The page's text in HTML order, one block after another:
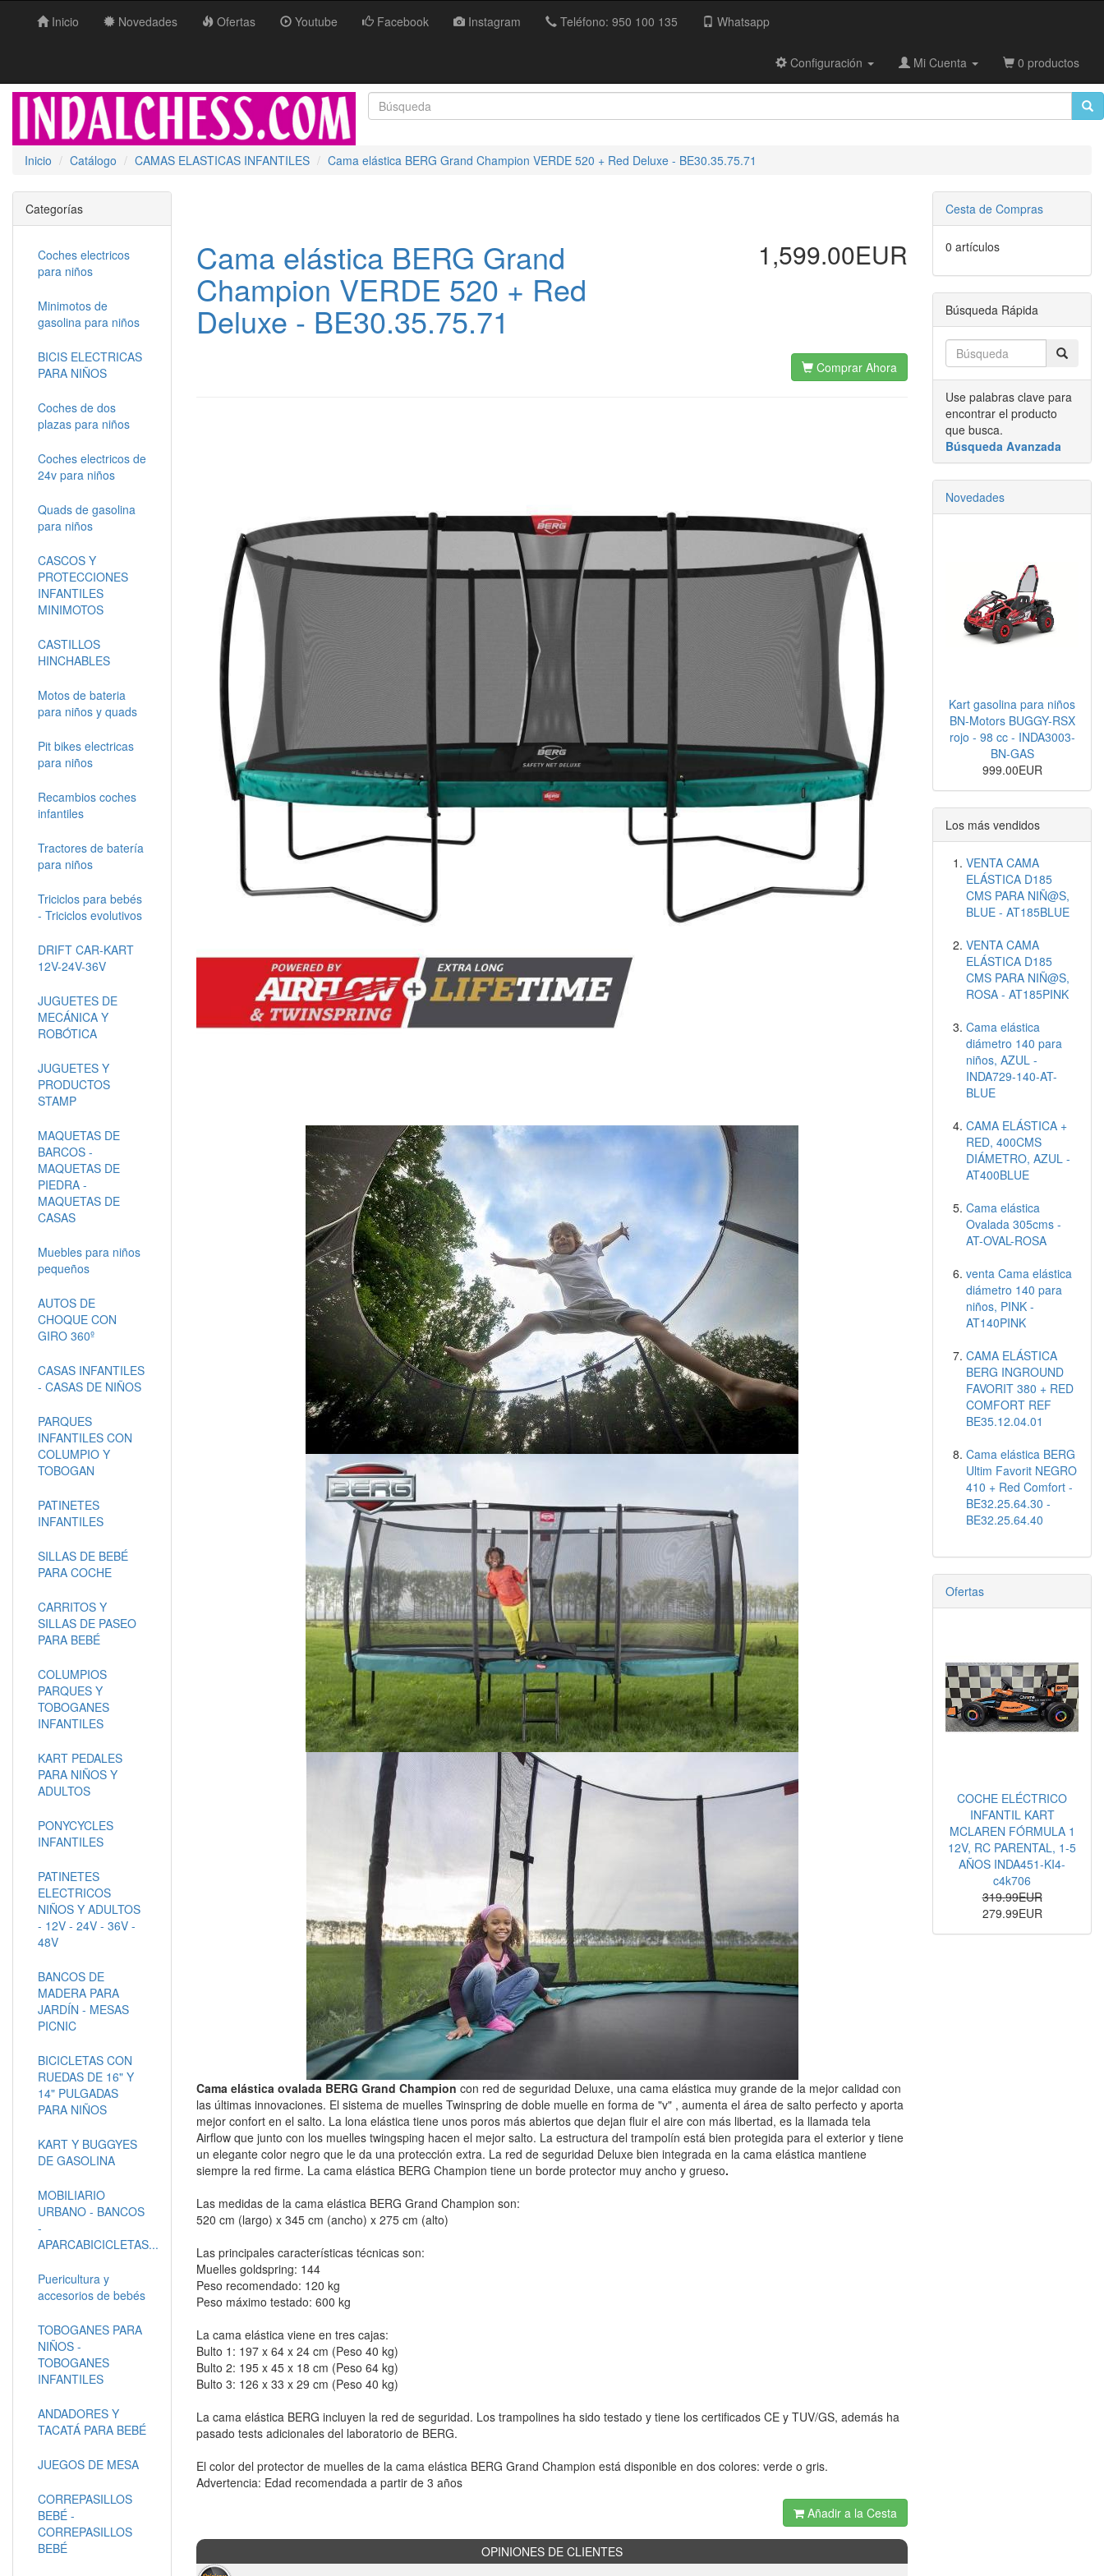
Inicio Novedades Ofertas Youtube Facebook Instagram Teléfono: 950 100 135 Whatsapp
Configuración Mi Cuenta 0 productos
Inicio Catálogo CAMAS ELASTICAS INFANTILES Cama elástica BERG Grand Champion VERDE 520 + Red Deluxe - BE30.35.75.71
Cama elástica BERG Grand
Champion VERDE 520 + Red
Deluxe - BE30.35.75.71
1,599.00EUR
Comprar Ahora
Cama elástica ovalada BERG Grand Champion con red de seguridad Deluxe, una cama elástica muy grande de la mejor calidad con
las últimas innovaciones. El sistema de muelles Twinspring de doble muelle en forma de "v" , aumenta el área de salto perfecto y aporta
mejor confort en el salto. La lona elástica tiene unos poros más abiertos que dejan fluir el aire con más libertad, es la llamada tela
Airflow que junto con los muelles twingsping hacen el mejor salto. La estructura del trampolín está bien protegida para el exterior y tiene
un elegante color negro que le da una protección extra. La red de seguridad Deluxe bien integrada en la cama elástica mantiene
siempre la red firme. La cama elástica BERG Champion tiene un borde protector muy ancho y grueso.
Las medidas de la cama elástica BERG Grand Champion son:
520 cm (largo) x 345 cm (ancho) x 275 cm (alto)
Las principales características técnicas son:
Muelles goldspring: 144
Peso recomendado: 120 kg
Peso máximo testado: 600 kg
La cama elástica viene en tres cajas:
Bulto 1: 197 x 64 x 24 cm (Peso 40 kg)
Bulto 2: 195 x 45 x 18 cm (Peso 64 kg)
Bulto 3: 126 x 33 x 29 cm (Peso 40 kg)
La cama elástica BERG incluyen la red de seguridad. Los trampolines ha sido testado y tiene los certificados CE y TUV/GS, además ha
pasado tests adicionales del laboratorio de BERG.
El color del protector de muelles de la cama elástica BERG Grand Champion está disponible en dos colores: verde o gris.
Advertencia: Edad recomendada a partir de 3 años
Añadir a la Cesta
OPINIONES DE CLIENTES
Categorías
Coches electricos
para niños
Minimotos de
gasolina para niños
BICIS ELECTRICAS
PARA NIÑOS
Coches de dos
plazas para niños
Coches electricos de
24v para niños
Quads de gasolina
para niños
CASCOS Y
PROTECCIONES
INFANTILES
MINIMOTOS
CASTILLOS
HINCHABLES
Motos de bateria
para niños y quads
Pit bikes electricas
para niños
Recambios coches
infantiles
Tractores de batería
para niños
Triciclos para bebés
- Triciclos evolutivos
DRIFT CAR-KART
12V-24V-36V
JUGUETES DE
MECÁNICA Y
ROBÓTICA
JUGUETES Y
PRODUCTOS
STAMP
MAQUETAS DE
BARCOS -
MAQUETAS DE
PIEDRA -
MAQUETAS DE
CASAS
Muebles para niños
pequeños
AUTOS DE
CHOQUE CON
GIRO 360º
CASAS INFANTILES
- CASAS DE NIÑOS
PARQUES
INFANTILES CON
COLUMPIO Y
TOBOGAN
PATINETES
INFANTILES
SILLAS DE BEBÉ
PARA COCHE
CARRITOS Y
SILLAS DE PASEO
PARA BEBÉ
COLUMPIOS
PARQUES Y
TOBOGANES
INFANTILES
KART PEDALES
PARA NIÑOS Y
ADULTOS
PONYCYCLES
INFANTILES
PATINETES
ELECTRICOS
NIÑOS Y ADULTOS
- 12V - 24V - 36V -
48V
BANCOS DE
MADERA PARA
JARDÍN - MESAS
PICNIC
BICICLETAS CON
RUEDAS DE 16" Y
14" PULGADAS
PARA NIÑOS
KART Y BUGGYES
DE GASOLINA
MOBILIARIO
URBANO - BANCOS
-
APARCABICICLETAS...
Puericultura y
accesorios de bebés
TOBOGANES PARA
NIÑOS -
TOBOGANES
INFANTILES
ANDADORES Y
TACATÁ PARA BEBÉ
JUEGOS DE MESA
CORREPASILLOS
BEBÉ -
CORREPASILLOS
BEBÉ
Cesta de Compras
0 artículos
Búsqueda Rápida
Use palabras clave para
encontrar el producto
que busca.
Búsqueda Avanzada
Novedades
Kart gasolina para niños
BN-Motors BUGGY-RSX
rojo - 98 cc - INDA3003-
BN-GAS
999.00EUR
Los más vendidos
VENTA CAMA
ELÁSTICA D185
CMS PARA NIÑ@S,
BLUE - AT185BLUE
VENTA CAMA
ELÁSTICA D185
CMS PARA NIÑ@S,
ROSA - AT185PINK
Cama elástica
diámetro 140 para
niños, AZUL -
INDA729-140-AT-
BLUE
CAMA ELÁSTICA +
RED, 400CMS
DIÁMETRO, AZUL -
AT400BLUE
Cama elástica
Ovalada 305cms -
AT-OVAL-ROSA
venta Cama elástica
diámetro 140 para
niños, PINK -
AT140PINK
CAMA ELÁSTICA
BERG INGROUND
FAVORIT 380 + RED
COMFORT REF
BE35.12.04.01
Cama elástica BERG
Ultim Favorit NEGRO
410 + Red Comfort -
BE32.25.64.30 -
BE32.25.64.40
Ofertas
COCHE ELÉCTRICO
INFANTIL KART
MCLAREN FÓRMULA 1
12V, RC PARENTAL, 1-5
AÑOS INDA451-KI4-
c4k706
319.99EUR
279.99EUR